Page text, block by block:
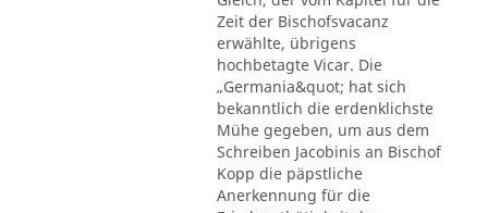
Zeit der Bischofsvacanz
erwählte, übrigens
hochbetagte Vicar. Die
„Germania&quot; hat sich
bekanntlich die erdenklichste
Mühe gegeben, um aus dem
Schreiben Jacobinis an Bischof
Kopp die päpstliche
Anerkennung für die